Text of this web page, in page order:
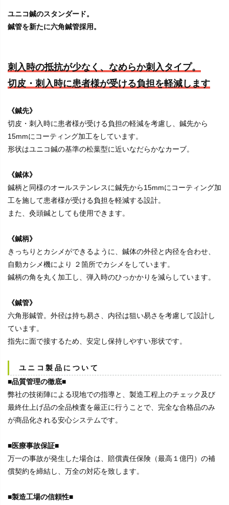
ユニコ鍼のスタンダード。
鍼管を新たに六角鍼管採用。
刺入時の抵抗が少なく、なめらか刺入タイプ。
切皮・刺入時に患者様が受ける負担を軽減します
《鍼先》
切皮・刺入時に患者様が受ける負担の軽減を考慮し、鍼先から
15mmにコーティング加工をしています。
形状はユニコ鍼の基準の松葉型に近いなだらかなカーブ。
《鍼体》
鍼柄と同様のオールステンレスに鍼先から15mmにコーティング加
工を施して患者様が受ける負担を軽減する設計。
また、灸頭鍼としても使用できます。
《鍼柄》
きっちりとカシメができるように、鍼体の外径と内径を合わせ、
自動カシメ機により ２箇所でカシメをしています。
鍼柄の角を丸く加工し、弾入時のひっかかりを減らしています。
《鍼管》
六角形鍼管。外径は持ち易さ、内径は狙い易さを考慮して設計し
ています。
指先に面で接するため、安定し保持しやすい形状です。
ユニコ製品について
■品質管理の徹底■
弊社の技術陣による現地での指導と、製造工程上のチェック及び
最終仕上げ品の全品検査を厳正に行うことで、完全な合格品のみ
が商品化される安心システムです。
■医療事故保証■
万一の事故が発生した場合は、賠償責任保険（最高１億円）の補
償契約を締結し、万全の対応を致します。
■製造工場の信頼性■